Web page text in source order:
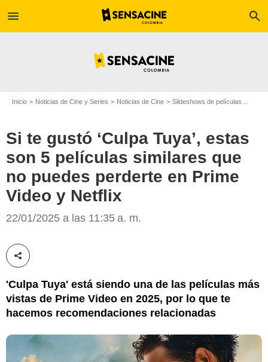
menu search
Inicio Noticias de Cine y Series Noticias de Cine Slideshows de películas
Si te gustó ‘Culpa Tuya’, estas
son 5 películas similares que
no puedes perderte en Prime
Video y Netflix
22/01/2025 a las 11:35 a. m.
Compartir esta noticia
'Culpa Tuya' está siendo una de las películas más
vistas de Prime Video en 2025, por lo que te
hacemos recomendaciones relacionadas
Prime Video